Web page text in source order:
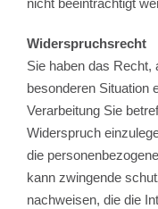
nicht beeinträchtigt
Widerspruchsrecht
Sie haben das Recht,
besonderen Situation
Verarbeitung Sie
Widerspruch
die
kann zwingende
nachweisen, die die